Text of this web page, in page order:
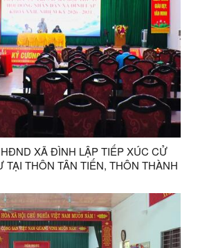
XÃ ĐÌNH LẬP TIẾP XÚC CỬ
TẠI THÔN TÂN TIẾN, THÔN THÀNH